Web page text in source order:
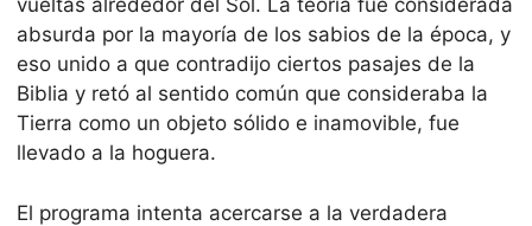
vueltas alrededor del Sol. La teoría fue considerada
absurda por la mayoría de los sabios de la época, y
eso unido a que contradijo ciertos pasajes de la
Biblia y retó al sentido común que consideraba la
Tierra como un objeto sólido e inamovible, fue
llevado a la hoguera.
El programa intenta acercarse a la verdadera